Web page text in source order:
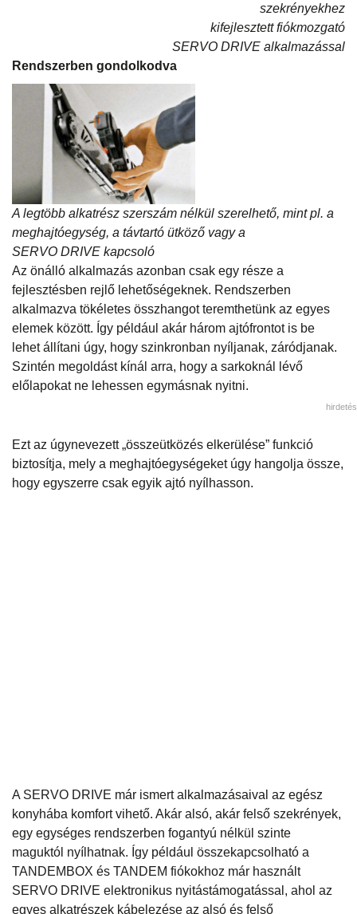
szekrényekhez
kifejlesztett fiókmozgató
SERVO DRIVE alkalmazással
Rendszerben gondolkodva
A legtöbb alkatrész szerszám nélkül szerelhető, mint pl. a
meghajtóegység, a távtartó ütköző vagy a
SERVO DRIVE kapcsoló
Az önálló alkalmazás azonban csak egy része a
fejlesztésben rejlő lehetőségeknek. Rendszerben
alkalmazva tökéletes összhangot teremthetünk az egyes
elemek között. Így például akár három ajtófrontot is be
lehet állítani úgy, hogy szinkronban nyíljanak, záródjanak.
Szintén megoldást kínál arra, hogy a sarkoknál lévő
előlapokat ne lehessen egymásnak nyitni.
hirdetés
Ezt az úgynevezett „összeütközés elkerülése” funkció
biztosítja, mely a meghajtóegységeket úgy hangolja össze,
hogy egyszerre csak egyik ajtó nyílhasson.
A SERVO DRIVE már ismert alkalmazásaival az egész
konyhába komfort vihető. Akár alsó, akár felső szekrények,
egy egységes rendszerben fogantyú nélkül szinte
maguktól nyílhatnak. Így például összekapcsolható a
TANDEMBOX és TANDEM fiókokhoz már használt
SERVO DRIVE elektronikus nyitástámogatással, ahol az
egyes alkatrészek kábelezése az alsó és felső